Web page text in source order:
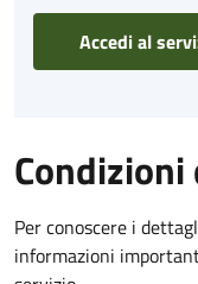
Accedi al
Per conoscere i
informazioni